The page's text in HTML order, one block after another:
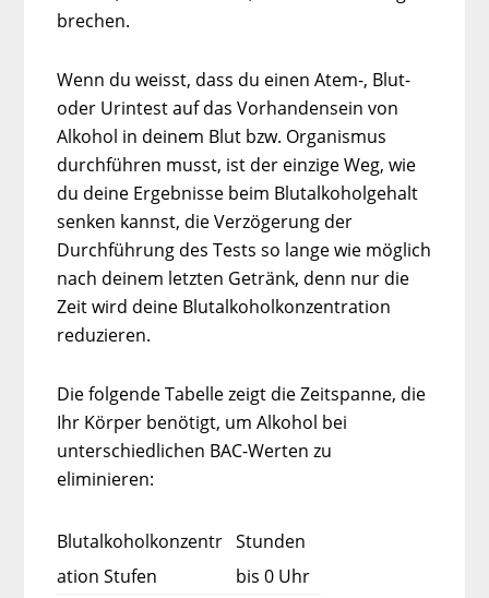
brechen.
Wenn du weisst, dass du einen Atem-, Blut-
oder Urintest auf das Vorhandensein von
Alkohol in deinem Blut bzw. Organismus
durchführen musst, ist der einzige Weg, wie
du deine Ergebnisse beim Blutalkoholgehalt
senken kannst, die Verzögerung der
Durchführung des Tests so lange wie möglich
nach deinem letzten Getränk, denn nur die
Zeit wird deine Blutalkoholkonzentration
reduzieren.
Die folgende Tabelle zeigt die Zeitspanne, die
Ihr Körper benötigt, um Alkohol bei
unterschiedlichen BAC-Werten zu
eliminieren:
Blutalkoholkonzentr
ation Stufen
Stunden
bis 0 Uhr